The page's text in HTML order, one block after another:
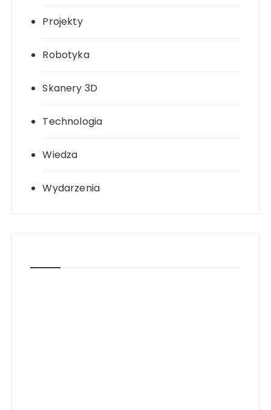
Projekty
Robotyka
Skanery 3D
Technologia
Wiedza
Wydarzenia